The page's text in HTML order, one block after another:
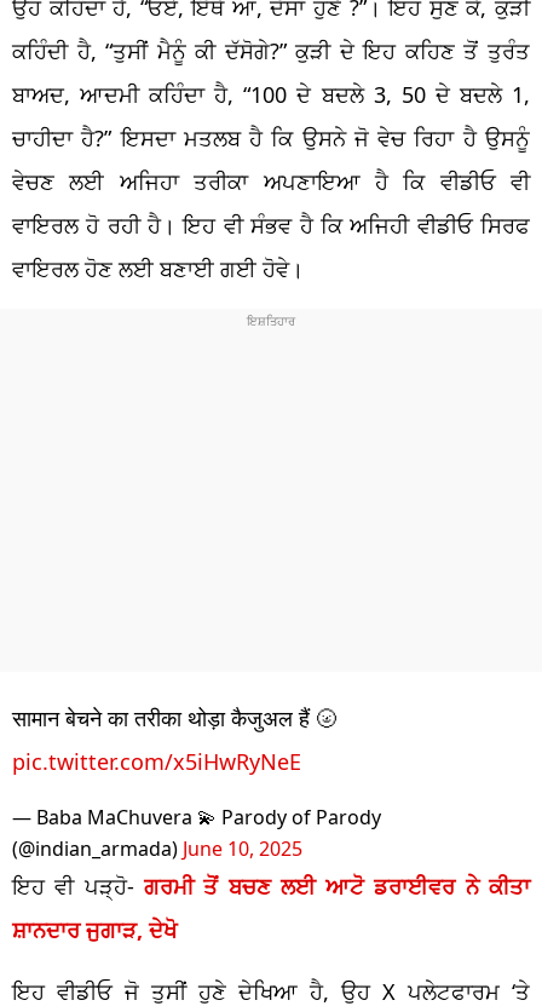
ਉਹ ਕਹਿੰਦਾ ਹੈ, “ਓਏ, ਇੱਥੇ ਆ, ਦੱਸਾਂ ਹੁਣੇ ?”। ਇਹ ਸੁਣ ਕੇ, ਕੁੜੀ
ਕਹਿੰਦੀ ਹੈ, “ਤੁਸੀਂ ਮੈਨੂੰ ਕੀ ਦੱਸੋਗੇ?” ਕੁੜੀ ਦੇ ਇਹ ਕਹਿਣ ਤੋਂ ਤੁਰੰਤ
ਬਾਅਦ, ਆਦਮੀ ਕਹਿੰਦਾ ਹੈ, “100 ਦੇ ਬਦਲੇ 3, 50 ਦੇ ਬਦਲੇ 1,
ਚਾਹੀਦਾ ਹੈ?” ਇਸਦਾ ਮਤਲਬ ਹੈ ਕਿ ਉਸਨੇ ਜੋ ਵੇਚ ਰਿਹਾ ਹੈ ਉਸਨੂੰ
ਵੇਚਣ ਲਈ ਅਜਿਹਾ ਤਰੀਕਾ ਅਪਣਾਇਆ ਹੈ ਕਿ ਵੀਡੀਓ ਵੀ
ਵਾਇਰਲ ਹੋ ਰਹੀ ਹੈ। ਇਹ ਵੀ ਸੰਭਵ ਹੈ ਕਿ ਅਜਿਹੀ ਵੀਡੀਓ ਸਿਰਫ
ਵਾਇਰਲ ਹੋਣ ਲਈ ਬਣਾਈ ਗਈ ਹੋਵੇ।
सामान बेचने का तरीका थोड़ा कैजुअल हैं 🌝
pic.twitter.com/x5iHwRyNeE
— Baba MaChuvera 💫 Parody of Parody
(@indian_armada) June 10, 2025
ਇਹ ਵੀ ਪੜ੍ਹੋ-ਗਰਮੀ ਤੋਂ ਬਚਣ ਲਈ ਆਟੋ ਡਰਾਈਵਰ ਨੇ ਕੀਤਾ
ਸ਼ਾਨਦਾਰ ਜੁਗਾੜ, ਦੇਖੋ
ਇਹ ਵੀਡੀਓ ਜੋ ਤੁਸੀਂ ਹੁਣੇ ਦੇਖਿਆ ਹੈ, ਉਹ X ਪਲੇਟਫਾਰਮ ‘ਤੇ